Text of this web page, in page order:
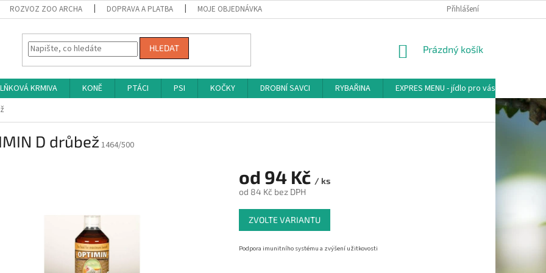
ROZVOZ ZOO ARCHA DOPRAVA A PLATBA MOJE OBJEDNÁVKA Přihlášení
HLEDAT
NÁKUPNÍ
Prázdný košík
KRMIVA KONĚ PTÁCI PSI KOČKY DROBNÍ SAVCI RYBAŘINA EXPRES MENU - jídlo pro vás
D drůbež 1464/500
od 94 Kč / ks
od 84 Kčbez DPH
Měrná
cena:
ZVOLTE VARIANTU
Podpora imunitního systému a zvýšení užitkovosti